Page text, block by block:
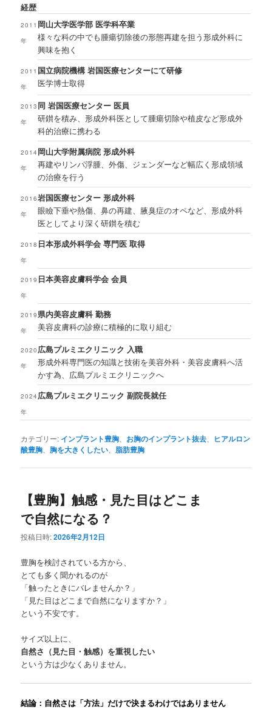
経歴
2011
年
岡山大学医学部 医学科卒業
様々な科の中でも腫瘍切除後の形態再建を担う形成外科に
興味を抱く
2011
年
国立病院機構 岩国医療センターにて研修
医学博士取得
2013
年
同 岩国医療センター 医員
研鑚を積み、形成外科医として腫瘍切除や植皮など形成外
科的治療に携わる
2014
年
岡山大学附属病院 形成外科
再建やリンパ浮腫、外傷、ジェンダーなど幅広く形成領域
の治療を行う
2016
年
岩国医療センター 形成外科
眼瞼下垂や熱傷、鼻の再建、腋臭症のオペなど、形成外科
医としてより深く研鑚を積む
2018
年
日本形成外科学会 専門医 取得
2019
年
日本美容皮膚科学会 会員
2019
年
県内美容皮膚科 勤務
美容皮膚科の診療に積極的に取り組む
2020
年
広島プルミエクリニック 入職
形成外科専門医の知識と技術を美容外科・美容皮膚科へ活
かす為、広島プルミエクリニックへ
2024
年
広島プルミエクリニック 副院長就任
カテゴリー: インプラント豊胸 お胸のインプラント抜去
ヒアルロン
酸豊胸
胸を大きくしたい 脂肪豊胸
【豊胸】触感・見た目はどこま
で自然になる？
投稿日時:2026年2月12日
豊胸を検討されている方から、
とても多く聞かれるのが
「触ったときにバレませんか？」
「見た目はどこまで自然になりますか？」
という不安です。
サイズ以上に、
自然さ（見た目・触感）を重視したい
という方は少なくありません。
結論：自然さは「方法」だけで決まるわけではありません